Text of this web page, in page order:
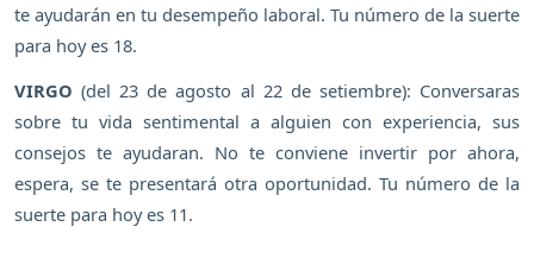
te ayudarán en tu desempeño laboral. Tu número de la suerte
para hoy es 18.
VIRGO (del 23 de agosto al 22 de setiembre): Conversaras
sobre tu vida sentimental a alguien con experiencia, sus
consejos te ayudaran. No te conviene invertir por ahora,
espera, se te presentará otra oportunidad. Tu número de la
suerte para hoy es 11.